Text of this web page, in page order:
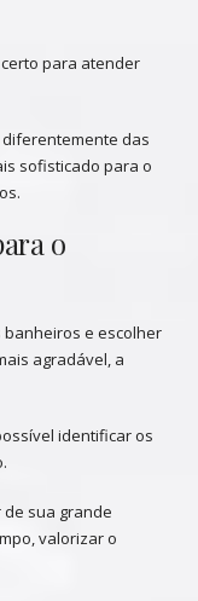
para atender
diferentemente das
sofisticado para o
o
e escolher
agradável, a
identificar os
sua grande
valorizar o